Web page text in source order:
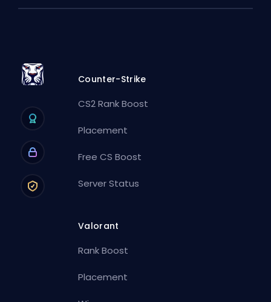
Counter-Strike
CS2 Rank Boost
Placement
Free CS Boost
Server Status
Valorant
Rank Boost
Placement